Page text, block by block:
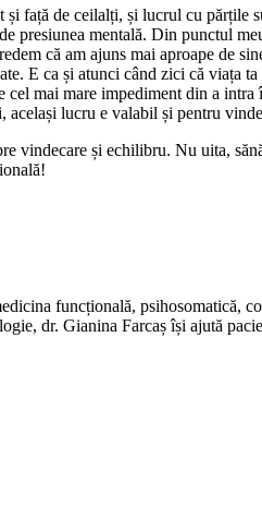
și față de ceilalți, și lucrul cu
presiunea mentală. Din punctul
că am ajuns mai aproape de
E ca și atunci când zici că viața
cel mai mare impediment din a
lucru e valabil și pentru
vindecare și echilibru. Nu uita,
funcțională, psihosomatică,
dr. Gianina Farcaș își ajută